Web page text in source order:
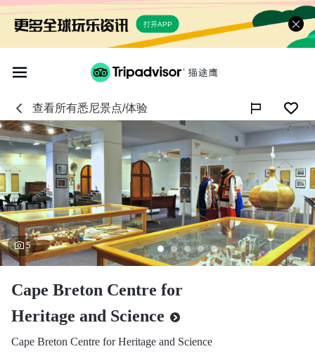
打开APP
查看所有悉尼景点/体验
 5
Cape Breton Centre for
Heritage and Science
Cape Breton Centre for Heritage and Science